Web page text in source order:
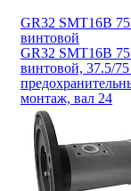
GR32 SMT16B
винтовой
GR32 SMT16B
винтовой, 37.5/
монтаж, вал 24